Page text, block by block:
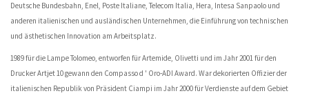
Deutsche Bundesbahn, Enel, Poste Italiane, Telecom Italia, Hera, Intesa Sanpaolo und
anderen italienischen und ausländischen Unternehmen, die Einführung von technischen
und ästhetischen Innovation am Arbeitsplatz.
1989 für die Lampe Tolomeo, entworfen für Artemide, Olivetti und im Jahr 2001 für den
Drucker Artjet 10 gewann den Compasso d ' Oro-ADI Award. War dekorierten Offizier der
italienischen Republik von Präsident Ciampi im Jahr 2000 für Verdienste auf dem Gebiet